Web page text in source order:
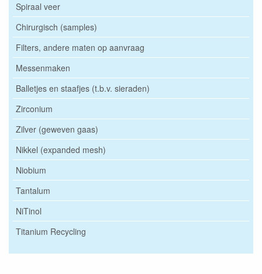
Spiraal veer
Chirurgisch (samples)
Filters, andere maten op aanvraag
Messenmaken
Balletjes en staafjes (t.b.v. sieraden)
Zirconium
Zilver (geweven gaas)
Nikkel (expanded mesh)
Niobium
Tantalum
NiTinol
Titanium Recycling